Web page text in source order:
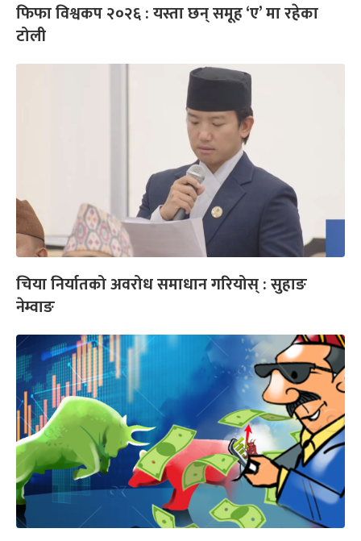
फिफा विश्वकप २०२६ : यस्ता छन् समूह ‘ए’ मा रहेका
टोली
चिया निर्यातको अवरोध समाधान गरियोस् : सुहाङ
नेम्वाङ